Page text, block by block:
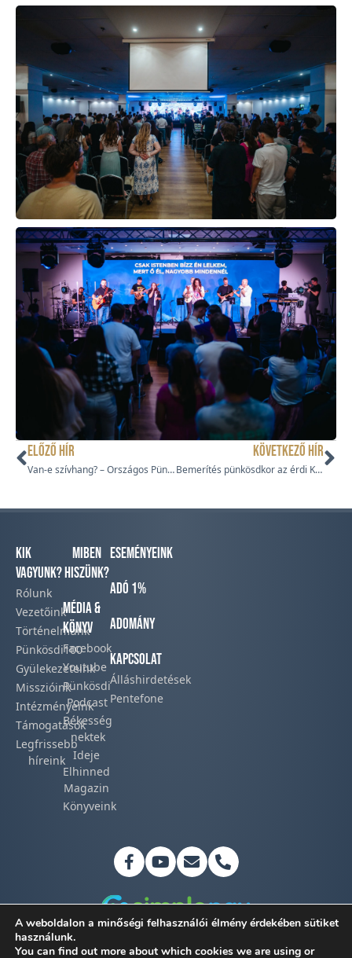
ELŐZŐ HÍR
Van-e szívhang? – Országos Pünkösdi Konferencia 2026
KÖVETKEZŐ HÍR
Bemerítés pünkösdkor az érdi Késői Eső Gyülekezetben
Kik
vagyunk?
Rólunk
Vezetőink
Történelmünk​
Pünkösdi100
Gyülekezeteink​
Misszióink​
Intézményeink
Támogatások
Legfrissebb
híreink​
Miben
hiszünk?
Média &
Könyv
Facebook​
Youtube
Pünkösdi
Podcast​
Békesség
nektek
Ideje
Elhinned
Magazin
Könyveink
Eseményeink
Adó 1%
Adomány
Kapcsolat
Álláshirdetések
Pentefone
A weboldalon a minőségi felhasználói élmény érdekében sütiket
használunk.
You can find out more about which cookies we are using or